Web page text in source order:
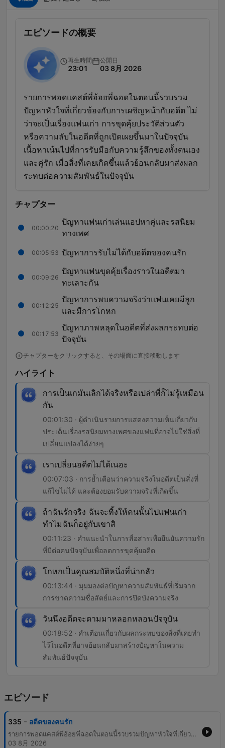
エピソードの概要
再生時間
23:01
公開日
03 8月 2026
รายการพอดแคสต์พี่อ้อยพี่ฉอดในตอนนี้รวบรวม
ปัญหาหัวใจที่เกี่ยวข้องกับการเผชิญหน้ากับอดีต ไม่
ว่าจะเป็นเรื่องแฟนเก่า การขุดคุ้ยประวัติส่วนตัว
หรือความลับในอดีตที่ถูกเปิดเผยขึ้นมาในปัจจุบัน
เนื้อหาเน้นไปที่การรับมือกับความรู้สึกของทั้งตนเอง
และคู่รัก เมื่อสิ่งที่เคยเกิดขึ้นแล้วย้อนกลับมาส่งผลก
ระทบต่อความสัมพันธ์ในปัจจุบัน
チャプター
00:00:20
ปัญหาแฟนเก่าเล่นแอปหาคู่และรสนิยม
ทางเพศ
00:05:53 ปัญหาการรับไม่ได้กับอดีตของคนรัก
00:09:26
ปัญหาแฟนขุดคุ้ยเรื่องราวในอดีตมา
ทะเลาะกัน
00:12:25
ปัญหาการพบความจริงว่าแฟนเคยมีลูก
และมีการโกหก
00:17:53
ปัญหาภาพหลุดในอดีตที่ส่งผลกระทบต่อ
ปัจจุบัน
チャプターをクリックすると、その場面に直接移動します
ハイライト
การเป็นเกมันเลิกได้จริงหรือเปล่าพี่ก็ไม่รู้เหมือน
กัน
00:01:30 · ผู้ดำเนินรายการแสดงความเห็นเกี่ยวกับ
ประเด็นเรื่องรสนิยมทางเพศของแฟนที่อาจไม่ใช่สิ่งที่
เปลี่ยนแปลงได้ง่ายๆ
เราเปลี่ยนอดีตไม่ได้เนอะ
00:07:03 · การย้ำเตือนว่าความจริงในอดีตเป็นสิ่งที่
แก้ไขไม่ได้ และต้องยอมรับความจริงที่เกิดขึ้น
ถ้าฉันรักจริง ฉันจะทิ้งให้คนนั้นไปแฟนเก่า
ทำไมฉันก็อยู่กับเขาสิ
00:11:23 · คำแนะนำในการสื่อสารเพื่อยืนยันความรัก
ที่มีต่อคนปัจจุบันเพื่อลดการขุดคุ้ยอดีต
โกหกเป็นคุณสมบัติหนึ่งที่น่ากลัว
00:13:44 · มุมมองต่อปัญหาความสัมพันธ์ที่เริ่มจาก
การขาดความซื่อสัตย์และการปิดบังความจริง
วันนึงอดีตจะตามมาหลอกหลอนปัจจุบัน
00:18:52 · คำเตือนเกี่ยวกับผลกระทบของสิ่งที่เคยทำ
ไว้ในอดีตที่อาจย้อนกลับมาสร้างปัญหาในความ
สัมพันธ์ปัจจุบัน
エピソード
335 - อดีตของคนรัก
รายการพอดแคสต์พี่อ้อยพี่ฉอดในตอนนี้รวบรวมปัญหาหัวใจที่เกี่ยวข้องกับการเผชิญหน้ากับอดีต ไม่ว่าจะเป็นเรื่องแฟนเก่า การขุดคุ้ยประวัติส่วนตัว หรือความลับในอดีตที่ถูกเปิดเผยขึ้นมาในปัจจุบัน เนื้อหาเน้นไปที่การรับมือกับความรู้สึกของทั้งตนเองและคู่รัก เมื่อสิ่งที่เคยเกิดขึ้นแล้วย้อนกลับมาส่งผลกระทบต่อความสัมพันธ์ในปัจจุบัน
03 8月 2026